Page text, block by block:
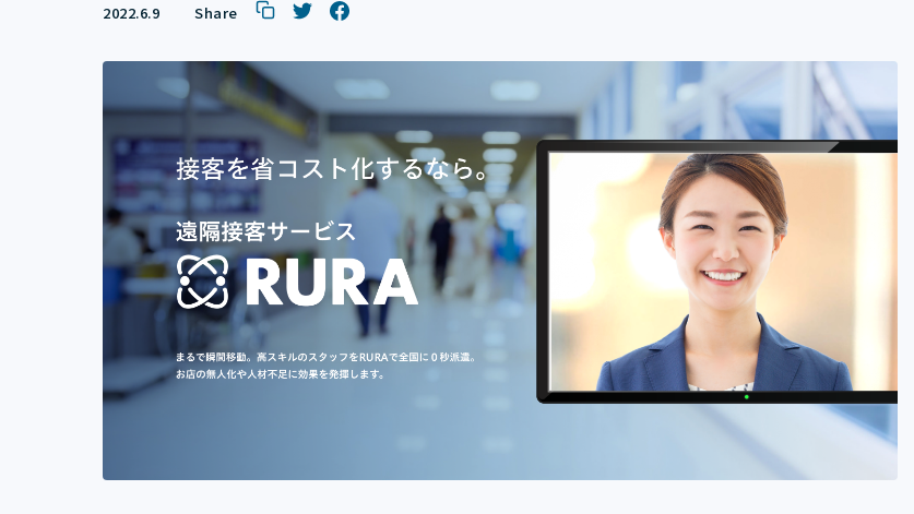
2022.6.9 Share